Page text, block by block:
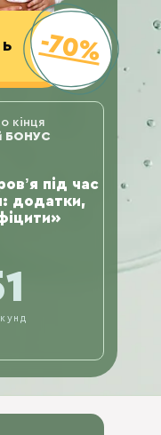
під час
додатки,
кінця
БОНУС
-70%